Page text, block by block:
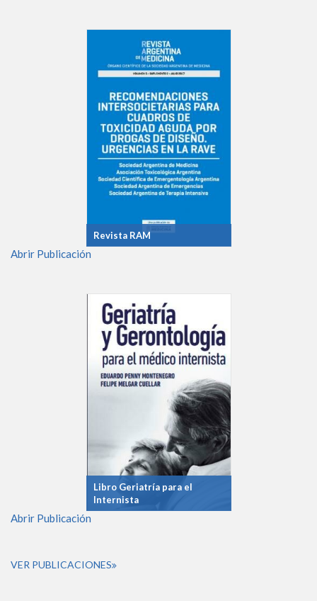
Revista RAM
Abrir Publicación
Libro Geriatría para el
Internista
Abrir Publicación
VER PUBLICACIONES